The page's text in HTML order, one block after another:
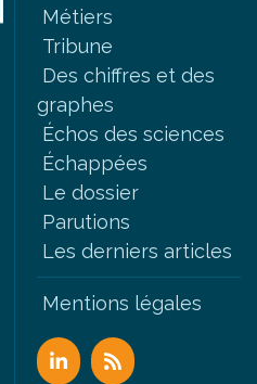
Métiers
Tribune
Des chiffres et des
graphes
Échos des sciences
Échappées
Le dossier
Parutions
Les derniers articles
Mentions légales